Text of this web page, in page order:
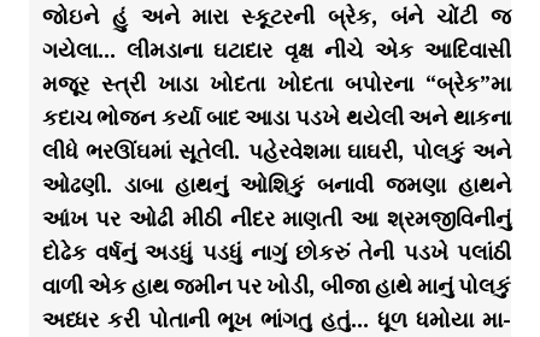
જોઇને હું અને મારા સ્કૂટરની બ્રેક, બંને ચોંટી જ
ગયેલા… લીમડાના ઘટાદાર વૃક્ષ નીચે એક આદિવાસી
મજૂર સ્ત્રી ખાડા ખોદતા ખોદતા બપોરના “બ્રેક”મા
કદાચ ભોજન કર્યા બાદ આડા પડખે થયેલી અને થાકના
લીધે ભરઊંઘમાં સૂતેલી. પહેરવેશમા ઘાઘરી, પોલકું અને
ઓઢણી. ડાબા હાથનું ઓશિકું બનાવી જમણા હાથને
આંખ પર ઓઢી મીઠી નીંદર માણતી આ શ્રમજીવિનીનું
દોઢેક વર્ષનું અડધું પડધું નાગું છોકરું તેની પડખે પલાંઠી
વાળી એક હાથ જમીન પર ખોડી, બીજા હાથે માનું પોલકું
અધ્ધર કરી પોતાની ભૂખ ભાંગતુ હતું… ધૂળ ધમોયા મા-